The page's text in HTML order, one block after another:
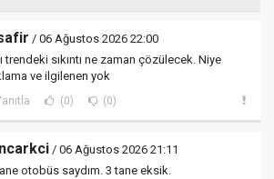
/ 06 Ağustos 2026 22:00
trendeki sıkıntı ne zaman çözülecek. Niye
ve ilgilenen yok
(0) (0)
/ 06 Ağustos 2026 21:11
otobüs saydım. 3 tane eksik.